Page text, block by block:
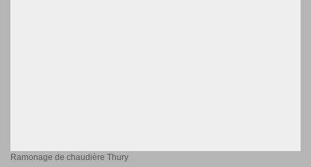
Ramonage de chaudière Thury